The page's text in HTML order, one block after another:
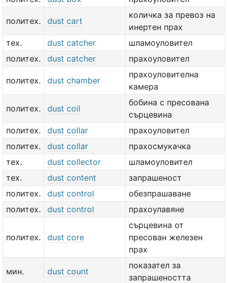
политех. dust cart
количка за превоз на
инертен прах
тех.
dust catcher
шламоуловител
политех.
dust catcher прахоуловител
политех. dust chamber
прахоуловителна
камера
политех. dust coil
бобина с пресована
сърцевина
политех.
dust collar
прахоуловител
политех.
dust collar
прахосмукачка
тех.
dust collector
шламоуловител
тех.
dust content
запрашеност
политех.
dust control
обезпрашаване
политех.
dust control прахоулавяне
политех. dust core
сърцевина от
пресован железен
прах
мин. dust count
показател за
запрашеността